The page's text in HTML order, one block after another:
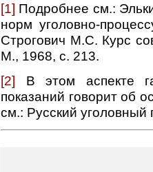
[1] Подробнее см.:
норм уголовно-
Строгович М.С. Курс
М., 1968, с. 213.
[2] В этом аспекте
показаний говорит об
см.: Русский